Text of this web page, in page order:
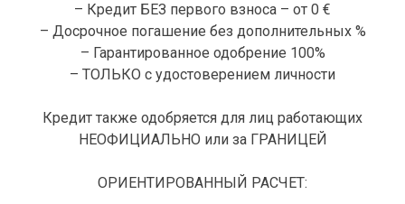
– Кредит БЕЗ первого взноса – от 0 €
– Досрочное погашение без дополнительных %
– Гарантированное одобрение 100%
– ТОЛЬКО с удостоверением личности
Кредит также одобряется для лиц работающих
НЕОФИЦИАЛЬНО или за ГРАНИЦЕЙ
ОРИЕНТИРОВАННЫЙ РАСЧЕТ: